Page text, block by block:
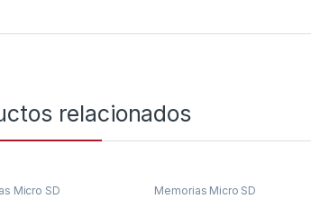
relacionados
Micro SD Memorias Micro SD